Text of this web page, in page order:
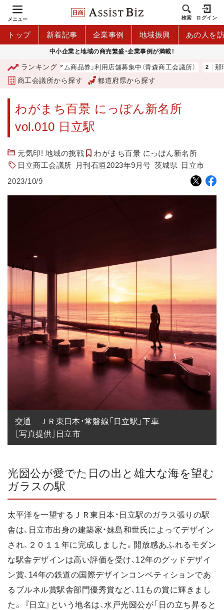
メニュー 検索 ログイン
トップ 新着記事 企業事例 地域振興 あの人を
中小企業と地域の商売繁盛・企業事例が満載！
ランキング
青森市プレミアム商品券」利用店舗募集中（青森商工会議所） 那珂
商工会議所から探す 都道府県から探す
わがまち百景 にっぽん新名所
vol.010 日立駅
元気印! 地域の挑戦
わがまち百景 にっぽん新名所
日立商工会議所
月刊石垣2023年9月号 茨城県 日立市
2023/10/9
交通　ＪＲ東日本・常磐線「日立駅」下車
［写真提供］日立市
光圀公が愛でた日の出と雄大な海を望む
ガラスの駅
太平洋を一望するＪＲ東日本・日立駅のガラス張りの駅
舎は、日立市出身の建築家・妹島和世氏によってデザイン
され、２０１１年に完成しました。開放感あふれるモダン
な駅舎デザインは高い評価を受け、12年のグッドデザイ
ン賞、14年の鉄道の国際デザインコンペティションであ
るブルネル賞駅舎部門優秀賞など、11もの賞に輝きまし
た。 『日立』という地名は、水戸光圀公が「日の立ち昇ると